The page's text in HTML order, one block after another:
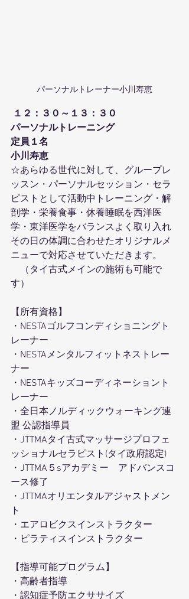
パーソナルトレーナー小川寿恵
１２：３０～１３：３０
パーソナルトレーニング
定員１名
小川寿恵
☆あらゆる世代に対して、グループレ
ッスン・パーソナルセッション・セラ
ピストとして活動中トレーニング・解
剖学・栄養食事・休養睡眠を西洋医
学・東洋医学をバランスよく取り入れ
その日の体調に合わせたオリジナルメ
ニューで対応させていただきます。
（タイ古式メインの施術も可能で
す）
【所有資格】
・NESTAゴルフコンディショニングト
レーナー
・NESTAメンタルフィットネストレー
ナー
・NESTAキッズコーディネーショント
レーナー
・全日本ノルディックウォーキング連
盟 公認指導員
・JTTMAタイ古式マッサージプロフェ
ッショナルセラピスト(タイ政府認定)
・JTTMA５sアカデミー　アドバンスコ
ース修了
・JTTMAオリエンタルアジャストメン
ト
・エアロビクスインストラクター
・ピラティスインストラクター
【指導可能プログラム】
・高齢者指導
・認知症予防エクササイズ